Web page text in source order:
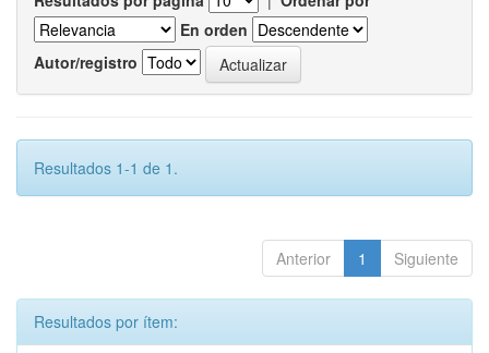
En orden
Autor/registro
Resultados 1-1 de 1.
Anterior 1 Siguiente
Resultados por ítem: